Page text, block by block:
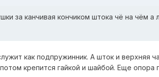
за канчивая кончиком штока чё на чём а
как подпружинник. А шток и верхняя
крепится гайкой и шайбой. Еще опора